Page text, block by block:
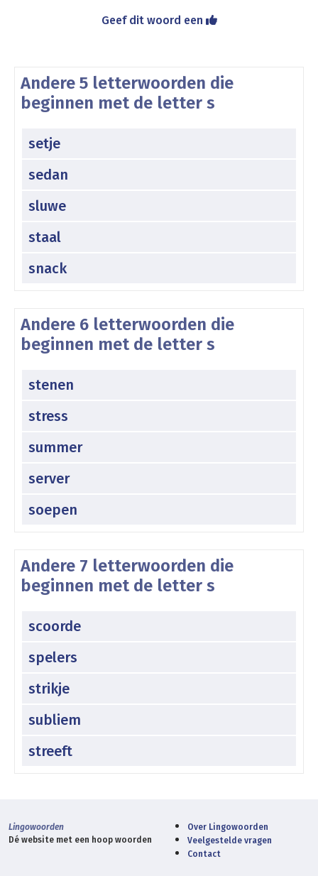
Geef dit woord een
Andere 5 letterwoorden die
beginnen met de letter s
setje
sedan
sluwe
staal
snack
Andere 6 letterwoorden die
beginnen met de letter s
stenen
stress
summer
server
soepen
Andere 7 letterwoorden die
beginnen met de letter s
scoorde
spelers
strikje
subliem
streeft
Lingowoorden
Dé website met een hoop woorden
Over Lingowoorden
Veelgestelde vragen
Contact